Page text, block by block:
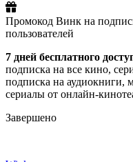
Промокод Винк на
пользователей
7 дней бесплатного
подписка на все кино,
подписка на аудиокниги,
сериалы от онлайн-
Завершено